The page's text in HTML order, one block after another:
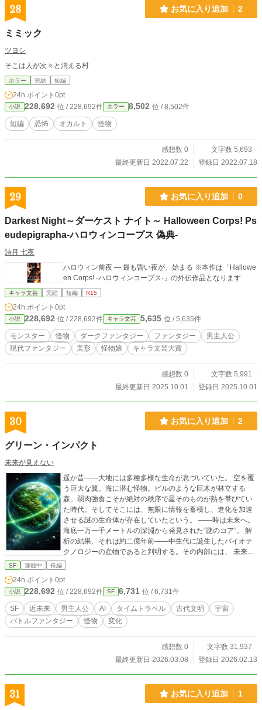
28 お気に入り追加 2
ミミック
ツヨシ
そこは人が次々と消える村
ホラー 完結 短編
24h.ポイント 0pt
小説 228,692 位 / 228,692件 ホラー 8,502 位 / 8,502件
短編 恐怖 オカルト 怪物
感想数 0
文字数 5,693
最終更新日 2022.07.22
登録日 2022.07.18
29 お気に入り追加 0
Darkest Night～ダーケスト ナイト～ Halloween Corps! Ps
eudepigrapha-ハロウィンコープス 偽典-
詩月 七夜
ハロウィン前夜 ― 最も昏い夜が、始まる ※本作は「Hallowe
en Corps! -ハロウィンコープス-」の外伝作品となります
キャラ文芸 完結 短編 R15
24h.ポイント 0pt
小説 228,692 位 / 228,692件 キャラ文芸 5,635 位 / 5,635件
モンスター 怪物 ダークファンタジー ファンタジー
男主人公
現代ファンタジー
美形 怪物娘 キャラ文芸大賞
感想数 0
文字数 5,991
最終更新日 2025.10.01
登録日 2025.10.01
30 お気に入り追加 2
グリーン・インパクト
未来が見えない
遥か昔――大地には多種多様な生命が息づいていた。 空を覆
う巨大な翼。海に潜む怪物。ビルのような巨木が林立する
森。弱肉強食こそが絶対の秩序で星そのものが熱を帯びてい
た時代。そしてそこには、無限に情報を蓄積し、進化を加速
させる謎の生命体が存在していたという。 ――時は未来へ。
海底一万一千メートルの深淵から発見された“謎のコア”。 解
析の結果、それは約二億年前――中生代に誕生したバイオテ
クノロジーの産物であると判明する。その内部には、 未来社
会が直面する「情報崩壊」と「エネルギー保管問題」を同時
い。起動条件は、中生代の技術と思われた。 研究責任者 Doct
or.J は決断する。特殊部隊を二億年前へ送り込み、コアの原
情報を回収せよと。降り立った先は、巨大生物が支配する灼
熱の熱帯世界。未知のバイオスフィア文明が息づく太古の大
地。そこで生きる男・ゲン。そしてその息子・ソウ。二人は
血脈”――進化に連なる末裔だった。コアを解放すれば未来は
救われる。だが、それは進化の因子へ干渉することを意味す
が、世界の未来を書き換える。中生代と未来が交差する時―
― 親子の物語が、いま始まる。
SF 連載中 長編
24h.ポイント 0pt
小説 228,692 位 / 228,692件 SF 6,731 位 / 6,731件
SF 近未来 男主人公 AI タイムトラベル 古代文明
宇宙
バトルファンタジー
怪物 変化
感想数 0
文字数 31,937
最終更新日 2026.03.08
登録日 2026.02.13
31 お気に入り追加 1